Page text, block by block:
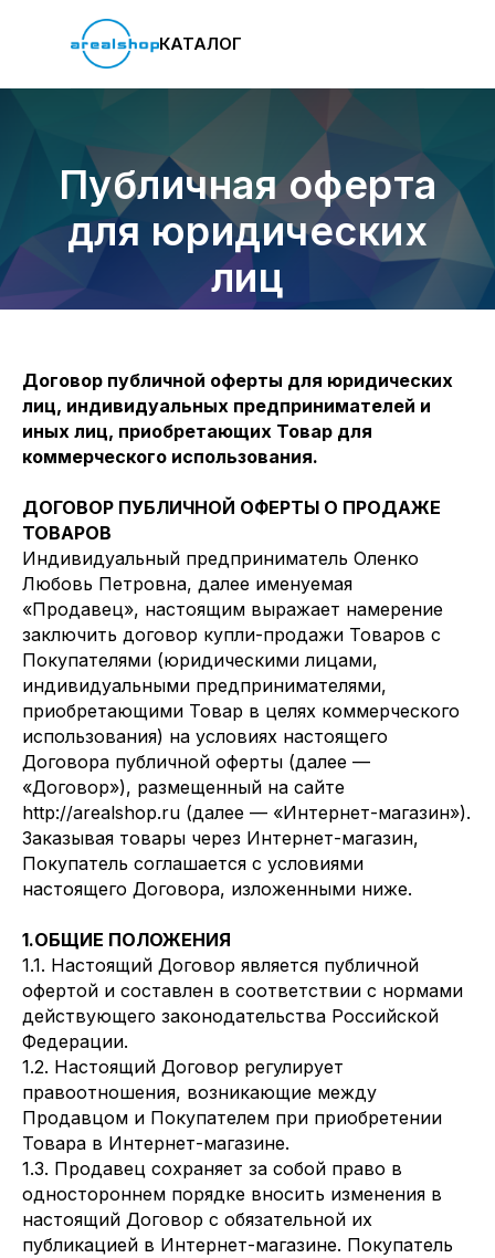
КАТАЛОГ
Публичная оферта
для юридических
лиц
Договор публичной оферты для юридических
лиц, индивидуальных предпринимателей и
иных лиц, приобретающих Товар для
коммерческого использования.
ДОГОВОР ПУБЛИЧНОЙ ОФЕРТЫ О ПРОДАЖЕ
ТОВАРОВ
Индивидуальный предприниматель Оленко
Любовь Петровна, далее именуемая
«Продавец», настоящим выражает намерение
заключить договор купли-продажи Товаров с
Покупателями (юридическими лицами,
индивидуальными предпринимателями,
приобретающими Товар в целях коммерческого
использования) на условиях настоящего
Договора публичной оферты (далее —
«Договор»), размещенный на сайте
http://arealshop.ru (далее — «Интернет-магазин»).
Заказывая товары через Интернет-магазин,
Покупатель соглашается с условиями
настоящего Договора, изложенными ниже.
1.ОБЩИЕ ПОЛОЖЕНИЯ
1.1. Настоящий Договор является публичной
офертой и составлен в соответствии с нормами
действующего законодательства Российской
Федерации.
1.2. Настоящий Договор регулирует
правоотношения, возникающие между
Продавцом и Покупателем при приобретении
Товара в Интернет-магазине.
1.3. Продавец сохраняет за собой право в
одностороннем порядке вносить изменения в
настоящий Договор с обязательной их
публикацией в Интернет-магазине. Покупатель